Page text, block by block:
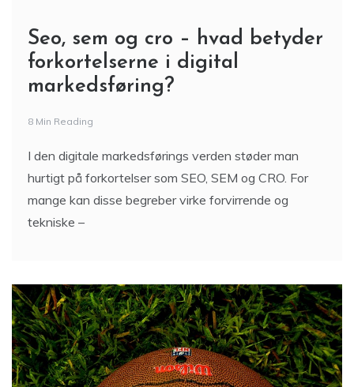
Seo, sem og cro – hvad betyder
forkortelserne i digital
markedsføring?
8 Min Reading
I den digitale markedsførings verden støder man
hurtigt på forkortelser som SEO, SEM og CRO. For
mange kan disse begreber virke forvirrende og
tekniske –